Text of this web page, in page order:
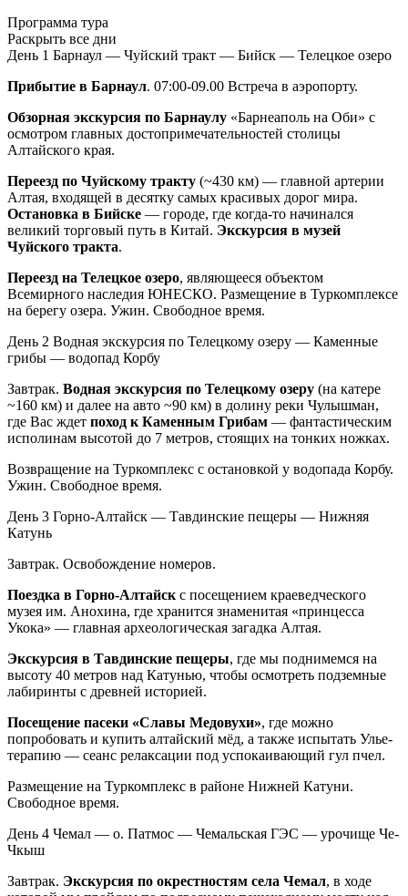
Программа тура
Раскрыть все дни
День 1 Барнаул — Чуйский тракт — Бийск — Телецкое озеро
Прибытие в Барнаул. 07:00-09.00 Встреча в аэропорту.
Обзорная экскурсия по Барнаулу «Барнеаполь на Оби» с
осмотром главных достопримечательностей столицы
Алтайского края.
Переезд по Чуйскому тракту (~430 км) — главной артерии
Алтая, входящей в десятку самых красивых дорог мира.
Остановка в Бийске — городе, где когда-то начинался
великий торговый путь в Китай. Экскурсия в музей
Чуйского тракта.
Переезд на Телецкое озеро, являющееся объектом
Всемирного наследия ЮНЕСКО. Размещение в Туркомплексе
на берегу озера. Ужин. Свободное время.
День 2 Водная экскурсия по Телецкому озеру — Каменные
грибы — водопад Корбу
Завтрак. Водная экскурсия по Телецкому озеру (на катере
~160 км) и далее на авто ~90 км) в долину реки Чулышман,
где Вас ждет поход к Каменным Грибам — фантастическим
исполинам высотой до 7 метров, стоящих на тонких ножках.
Возвращение на Туркомплекс с остановкой у водопада Корбу.
Ужин. Свободное время.
День 3 Горно-Алтайск — Тавдинские пещеры — Нижняя
Катунь
Завтрак. Освобождение номеров.
Поездка в Горно-Алтайск с посещением краеведческого
музея им. Анохина, где хранится знаменитая «принцесса
Укока» — главная археологическая загадка Алтая.
Экскурсия в Тавдинские пещеры, где мы поднимемся на
высоту 40 метров над Катунью, чтобы осмотреть подземные
лабиринты с древней историей.
Посещение пасеки «Славы Медовухи», где можно
попробовать и купить алтайский мёд, а также испытать Улье-
терапию — сеанс релаксации под успокаивающий гул пчел.
Размещение на Туркомплекс в районе Нижней Катуни.
Свободное время.
День 4 Чемал — о. Патмос — Чемальская ГЭС — урочище Че-
Чкыш
Завтрак. Экскурсия по окрестностям села Чемал, в ходе